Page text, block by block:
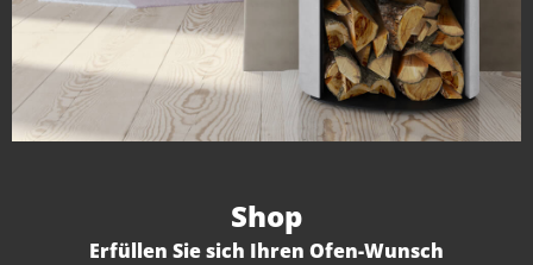
Shop
Erfüllen Sie sich Ihren Ofen-Wunsch